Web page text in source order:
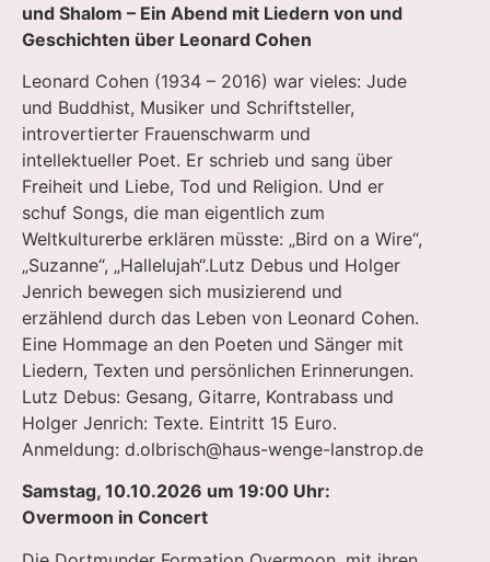
und Shalom – Ein Abend mit Liedern von und
Geschichten über Leonard Cohen
Leonard Cohen (1934 – 2016) war vieles: Jude
und Buddhist, Musiker und Schriftsteller,
introvertierter Frauenschwarm und
intellektueller Poet. Er schrieb und sang über
Freiheit und Liebe, Tod und Religion. Und er
schuf Songs, die man eigentlich zum
Weltkulturerbe erklären müsste: „Bird on a Wire“,
„Suzanne“, „Hallelujah“.Lutz Debus und Holger
Jenrich bewegen sich musizierend und
erzählend durch das Leben von Leonard Cohen.
Eine Hommage an den Poeten und Sänger mit
Liedern, Texten und persönlichen Erinnerungen.
Lutz Debus: Gesang, Gitarre, Kontrabass und
Holger Jenrich: Texte. Eintritt 15 Euro.
Anmeldung: d.olbrisch@haus-wenge-lanstrop.de
Samstag, 10.10.2026 um 19:00 Uhr:
Overmoon in Concert